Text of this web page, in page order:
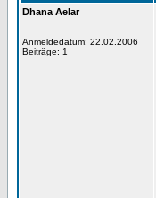
Dhana Aelar
Anmeldedatum: 22.02.2006
Beiträge: 1